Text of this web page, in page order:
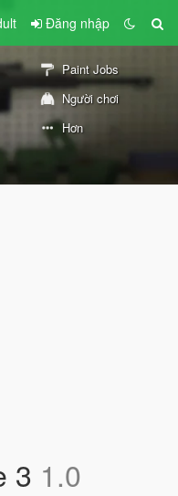
Đăng nhập
Paint Jobs
Người chơi
Hơn
3 1.0